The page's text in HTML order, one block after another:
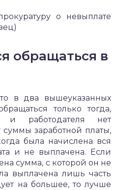
о невыплате
обращаться в
в два вышеуказанных
только тогда,
и работодателя нет
заработной платы,
была начислена вся
и не выплачена. Если
сумма, с которой он не
выплачена лишь часть
на большее, то лучше